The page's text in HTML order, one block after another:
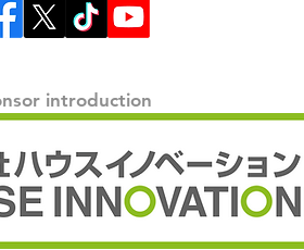
introduction